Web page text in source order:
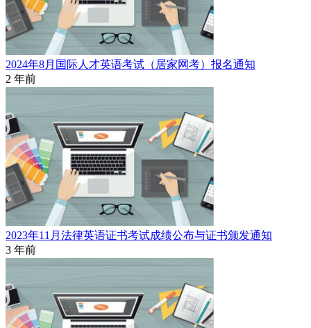
2024年8月国际人才英语考试（居家网考）报名通知
2 年前
2023年11月法律英语证书考试成绩公布与证书颁发通知
3 年前